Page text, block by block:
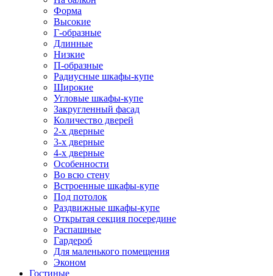
Форма
Высокие
Г-образные
Длинные
Низкие
П-образные
Радиусные шкафы-купе
Широкие
Угловые шкафы-купе
Закругленный фасад
Количество дверей
2-х дверные
3-х дверные
4-х дверные
Особенности
Во всю стену
Встроенные шкафы-купе
Под потолок
Раздвижные шкафы-купе
Открытая секция посередине
Распашные
Гардероб
Для маленького помещения
Эконом
Гостиные